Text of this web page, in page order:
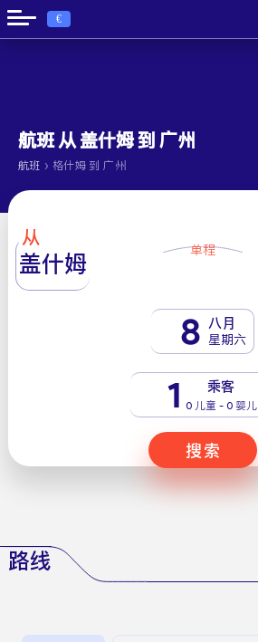
€
航班 从 盖什姆 到 广州
航班 › 格什姆 到 广州
从
盖什姆 单程
8 八月
星期六
1 乘客
0 儿童 - 0 婴儿
搜索
路线